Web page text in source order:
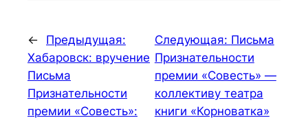
←
Предыдущая:
Хабаровск: вручение
Письма
Признательности
премии «Совесть»:
Следующая: Письма
Признательности
премии «Совесть» —
коллективу театра
книги «Корноватка»